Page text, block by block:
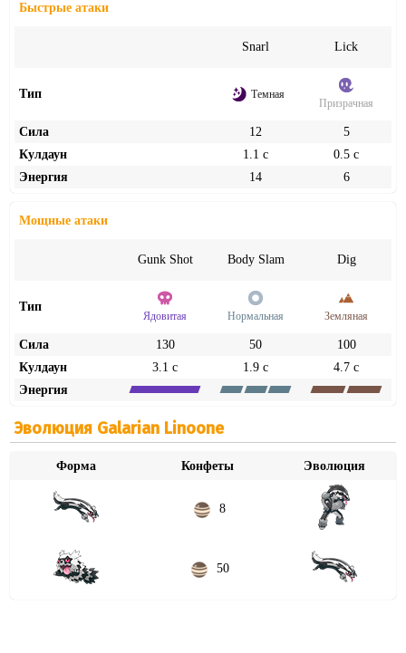
Быстрые атаки
Snarl Lick
Тип Темная
Призрачная
Сила 12
5
Кулдаун
1.1 с
0.5 с
Энергия
14 6
Мощные атаки
Gunk Shot Body Slam Dig
Тип
Ядовитая Нормальная Земляная
Сила 130 50
100
Кулдаун
3.1 с 1.9 с
4.7 с
Энергия
Эволюция Galarian Linoone
Форма Конфеты Эволюция
8
50